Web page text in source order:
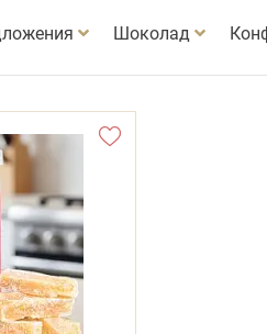
Шоколад